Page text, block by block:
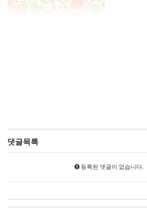
댓글목록
등록된 댓글이 없습니다.